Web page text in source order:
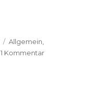
Kategorien
Allgemein,
1 Kommentarzu